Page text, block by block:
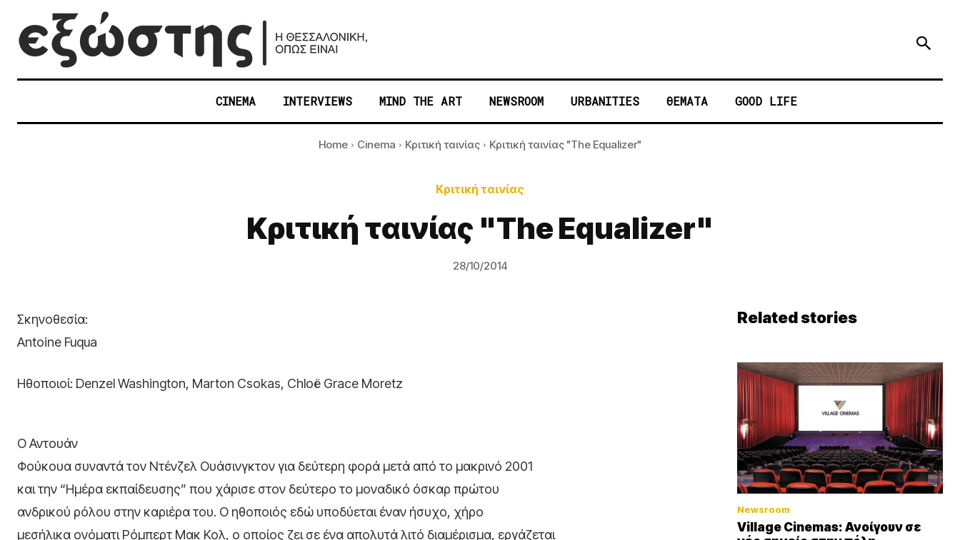
CINEMA INTERVIEWS MIND THE ART NEWSROOM URBANITIES ΘΕΜΑΤΑ GOOD LIFE
Home Cinema Κριτική ταινίας Κριτική ταινίας "The Equalizer"
Κριτική ταινίας
Κριτική ταινίας "The Equalizer"
28/10/2014
Σκηνοθεσία:
Antoine Fuqua
Ηθοποιοί: Denzel Washington, Marton Csokas, Chloë Grace Moretz
Ο Αντουάν
Φούκουα συναντά τον Ντένζελ Ουάσινγκτον για δεύτερη φορά μετά από το μακρινό 2001
και την “Ημέρα εκπαίδευσης” που χάρισε στον δεύτερο το μοναδικό όσκαρ πρώτου
ανδρικού ρόλου στην καριέρα του. Ο ηθοποιός εδώ υποδύεται έναν ήσυχο, χήρο
μεσήλικα ονόματι Ρόμπερτ Μακ Κολ, ο οποίος ζει σε ένα απολυτά λιτό διαμέρισμα, εργάζεται
Related stories
Newsroom
Village Cinemas: Ανοίγουν σε